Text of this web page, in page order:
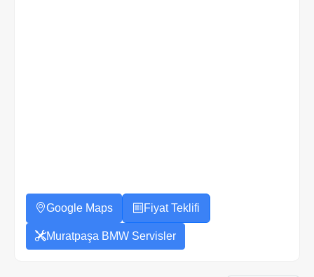
Google Maps Fiyat Teklifi
Muratpaşa BMW Servisler